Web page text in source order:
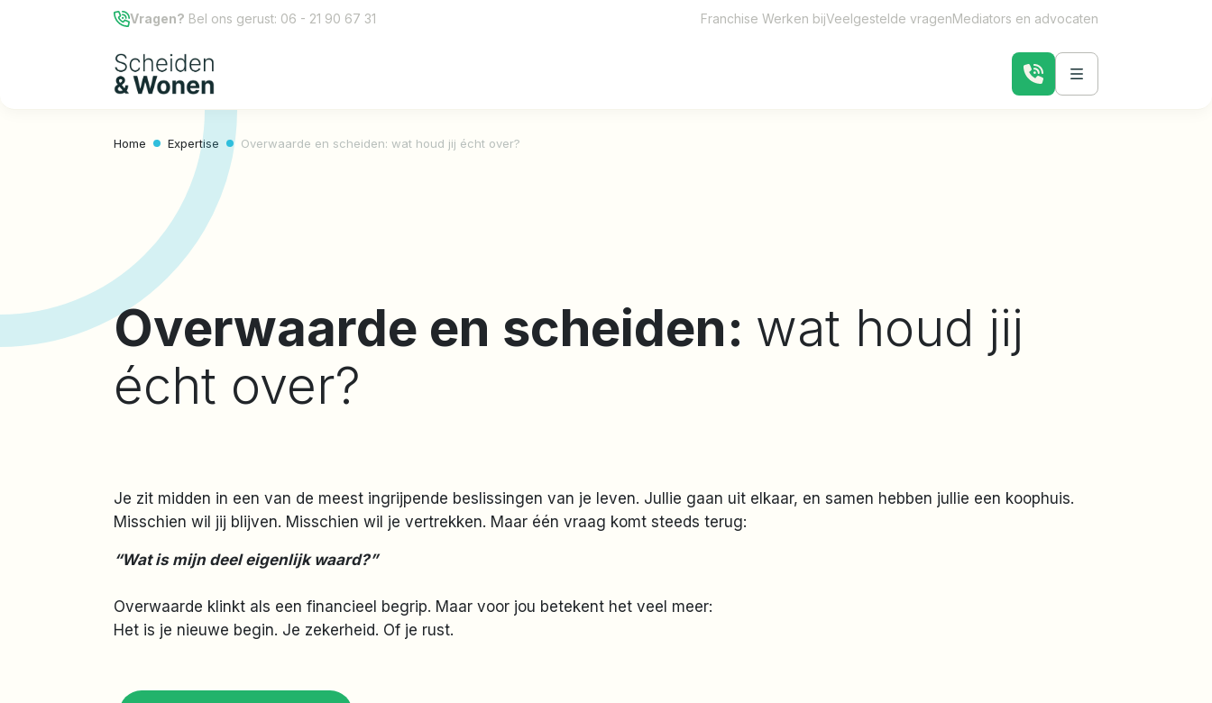
Vragen? Bel ons gerust: 06 - 21 90 67 31 Franchise Werken bijVeelgestelde vragenMediators en advocaten
Home Expertise Overwaarde en scheiden: wat houd jij écht over?
Overwaarde en scheiden: wat houd jij
écht over?
Je zit midden in een van de meest ingrijpende beslissingen van je leven. Jullie gaan uit elkaar, en samen hebben jullie een koophuis.
Misschien wil jij blijven. Misschien wil je vertrekken. Maar één vraag komt steeds terug:
“Wat is mijn deel eigenlijk waard?”
Overwaarde klinkt als een financieel begrip. Maar voor jou betekent het veel meer:
Het is je nieuwe begin. Je zekerheid. Of je rust.